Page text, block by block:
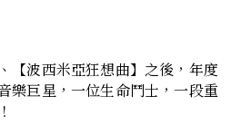
【波西米亞狂想曲】之後，年度
樂巨星，一位生命鬥士，一段重